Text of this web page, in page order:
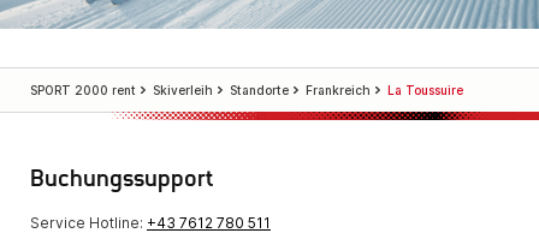
SPORT 2000 rent Skiverleih Standorte Frankreich La Toussuire
Buchungssupport
Service Hotline: +43 7612 780 511